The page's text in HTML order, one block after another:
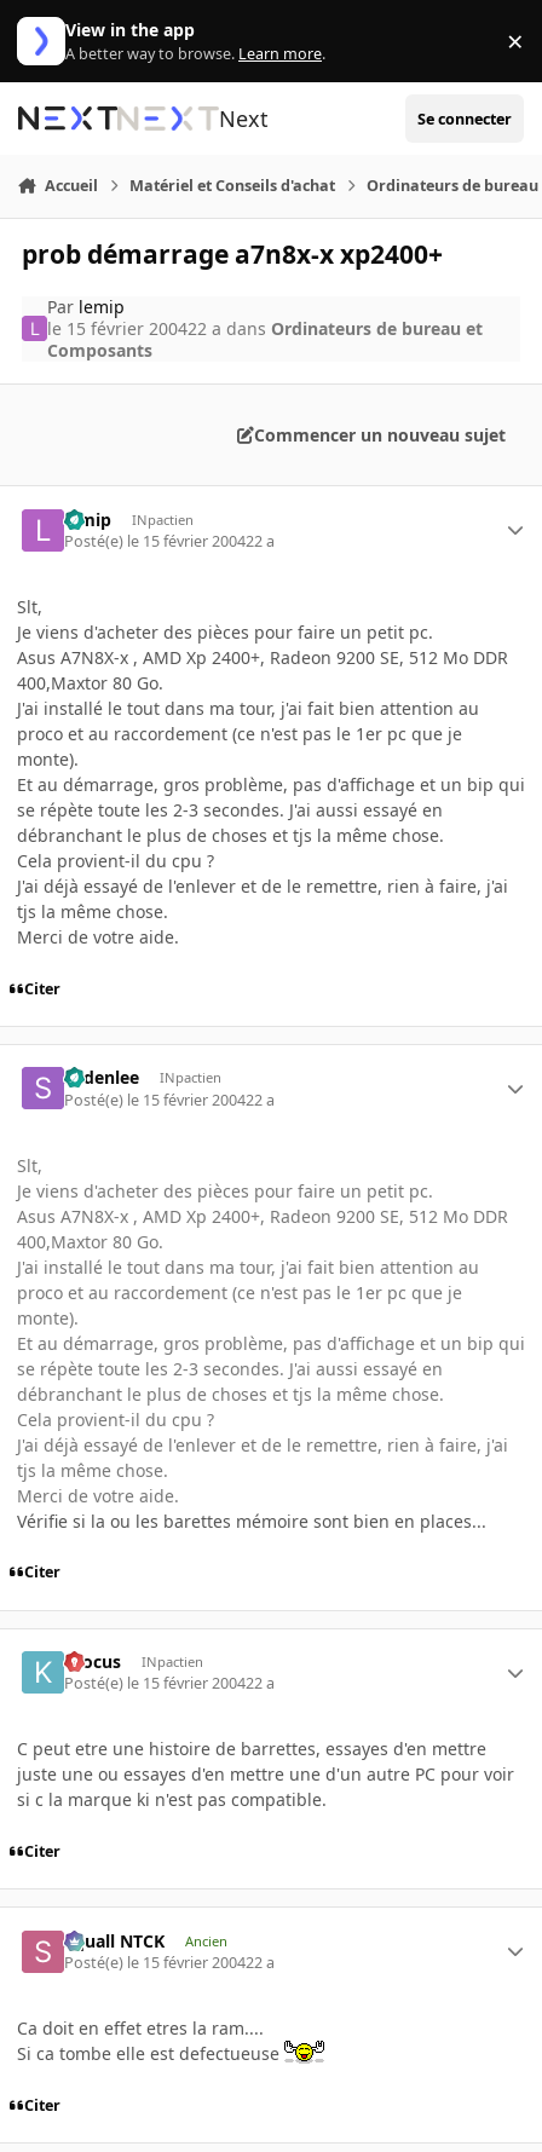
Aller au contenu
View in the app
A better way to browse. Learn more. ×
Next Se connecter
Accueil Matériel et Conseils d'achat Ordinateurs de bureau
prob démarrage a7n8x-x xp2400+
Par lemip
le 15 février 200422 a dans Ordinateurs de bureau et
Composants
Commencer un nouveau sujet
lemip INpactien
Posté(e) le 15 février 200422 a
Slt,
Je viens d'acheter des pièces pour faire un petit pc.
Asus A7N8X-x , AMD Xp 2400+, Radeon 9200 SE, 512 Mo DDR
400,Maxtor 80 Go.
J'ai installé le tout dans ma tour, j'ai fait bien attention au
proco et au raccordement (ce n'est pas le 1er pc que je
monte).
Et au démarrage, gros problème, pas d'affichage et un bip qui
se répète toute les 2-3 secondes. J'ai aussi essayé en
débranchant le plus de choses et tjs la même chose.
Cela provient-il du cpu ?
J'ai déjà essayé de l'enlever et de le remettre, rien à faire, j'ai
tjs la même chose.
Merci de votre aide.
Citer
sudenlee INpactien
Posté(e) le 15 février 200422 a
Slt,
Je viens d'acheter des pièces pour faire un petit pc.
Asus A7N8X-x , AMD Xp 2400+, Radeon 9200 SE, 512 Mo DDR
400,Maxtor 80 Go.
J'ai installé le tout dans ma tour, j'ai fait bien attention au
proco et au raccordement (ce n'est pas le 1er pc que je
monte).
Et au démarrage, gros problème, pas d'affichage et un bip qui
se répète toute les 2-3 secondes. J'ai aussi essayé en
débranchant le plus de choses et tjs la même chose.
Cela provient-il du cpu ?
J'ai déjà essayé de l'enlever et de le remettre, rien à faire, j'ai
tjs la même chose.
Merci de votre aide.
Vérifie si la ou les barettes mémoire sont bien en places...
Citer
Krocus INpactien
Posté(e) le 15 février 200422 a
C peut etre une histoire de barrettes, essayes d'en mettre
juste une ou essayes d'en mettre une d'un autre PC pour voir
si c la marque ki n'est pas compatible.
Citer
Squall NTCK Ancien
Posté(e) le 15 février 200422 a
Ca doit en effet etres la ram....
Si ca tombe elle est defectueuse
Citer